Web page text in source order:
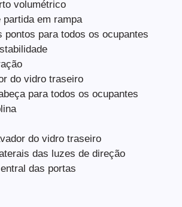
volumétrico
em rampa
pontos para todos os ocupantes
do vidro traseiro
para todos os ocupantes
do vidro traseiro
das luzes de direção
das portas